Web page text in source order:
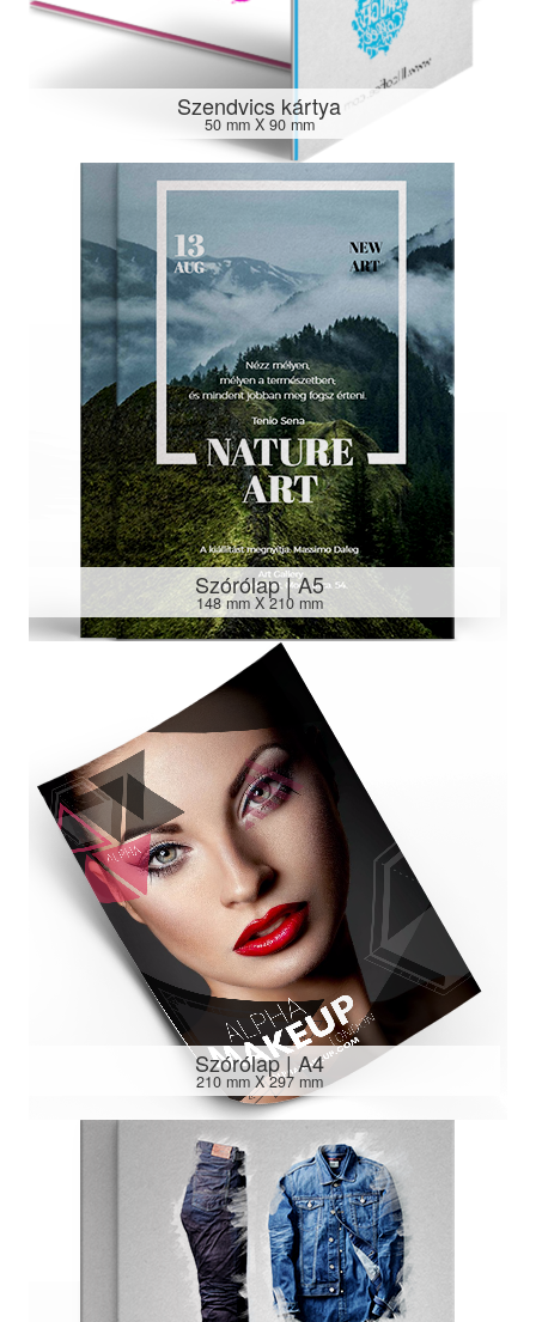
Szendvics kártya
50 mm X 90 mm
Szórólap | A5
148 mm X 210 mm
Szórólap | A4
210 mm X 297 mm